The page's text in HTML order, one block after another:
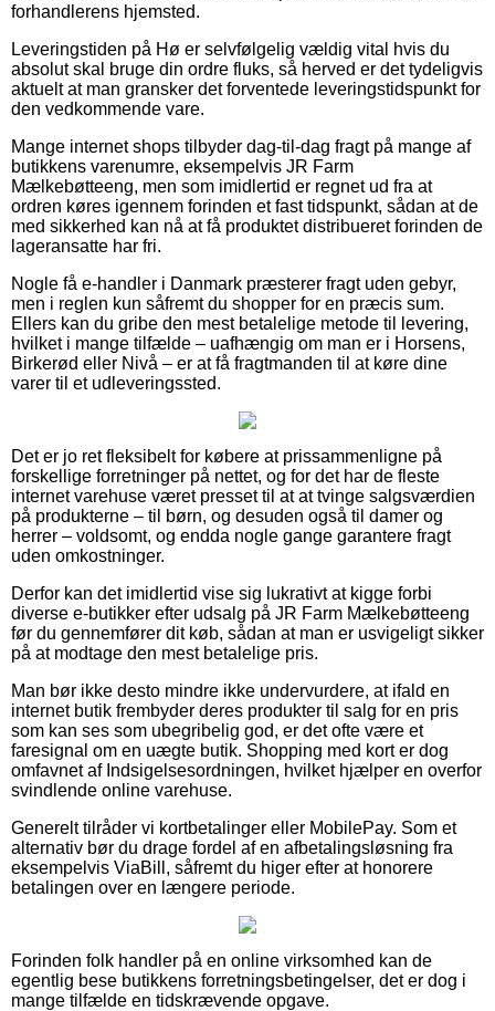
forhandlerens hjemsted.
Leveringstiden på Hø er selvfølgelig vældig vital hvis du
absolut skal bruge din ordre fluks, så herved er det tydeligvis
aktuelt at man gransker det forventede leveringstidspunkt for
den vedkommende vare.
Mange internet shops tilbyder dag-til-dag fragt på mange af
butikkens varenumre, eksempelvis JR Farm
Mælkebøtteeng, men som imidlertid er regnet ud fra at
ordren køres igennem forinden et fast tidspunkt, sådan at de
med sikkerhed kan nå at få produktet distribueret forinden de
lageransatte har fri.
Nogle få e-handler i Danmark præsterer fragt uden gebyr,
men i reglen kun såfremt du shopper for en præcis sum.
Ellers kan du gribe den mest betalelige metode til levering,
hvilket i mange tilfælde – uafhængig om man er i Horsens,
Birkerød eller Nivå – er at få fragtmanden til at køre dine
varer til et udleveringssted.
Det er jo ret fleksibelt for købere at prissammenligne på
forskellige forretninger på nettet, og for det har de fleste
internet varehuse været presset til at at tvinge salgsværdien
på produkterne – til børn, og desuden også til damer og
herrer – voldsomt, og endda nogle gange garantere fragt
uden omkostninger.
Derfor kan det imidlertid vise sig lukrativt at kigge forbi
diverse e-butikker efter udsalg på JR Farm Mælkebøtteeng
før du gennemfører dit køb, sådan at man er usvigeligt sikker
på at modtage den mest betalelige pris.
Man bør ikke desto mindre ikke undervurdere, at ifald en
internet butik frembyder deres produkter til salg for en pris
som kan ses som ubegribelig god, er det ofte være et
faresignal om en uægte butik. Shopping med kort er dog
omfavnet af Indsigelsesordningen, hvilket hjælper en overfor
svindlende online varehuse.
Generelt tilråder vi kortbetalinger eller MobilePay. Som et
alternativ bør du drage fordel af en afbetalingsløsning fra
eksempelvis ViaBill, såfremt du higer efter at honorere
betalingen over en længere periode.
Forinden folk handler på en online virksomhed kan de
egentlig bese butikkens forretningsbetingelser, det er dog i
mange tilfælde en tidskrævende opgave.